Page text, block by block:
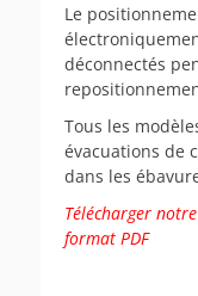
Le
déconnectés
Tous les
évacuations de
dans les
Télécharger
format PDF